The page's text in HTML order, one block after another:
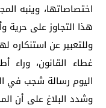
اختصاصاتها، وينبه
هذا التجاوز على حرية
وللتعبير عن
غطاء القانون، وراء
اليوم رسالة شجب في
وشدد البلاغ على أن